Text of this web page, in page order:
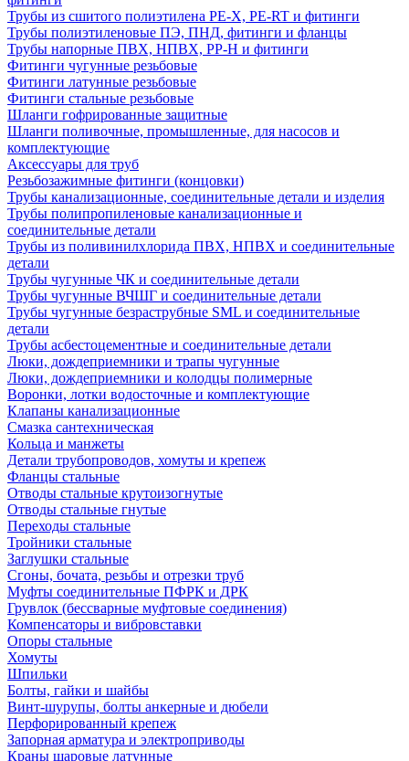
Трубы из сшитого полиэтилена PE-X, PE-RT и фитинги
Трубы полиэтиленовые ПЭ, ПНД, фитинги и фланцы
Трубы напорные ПВХ, НПВХ, PP-H и фитинги
Фитинги чугунные резьбовые
Фитинги латунные резьбовые
Фитинги стальные резьбовые
Шланги гофрированные защитные
Шланги поливочные, промышленные, для насосов и
комплектующие
Аксессуары для труб
Резьбозажимные фитинги (концовки)
Трубы канализационные, соединительные детали и изделия
Трубы полипропиленовые канализационные и
соединительные детали
Трубы из поливинилхлорида ПВХ, НПВХ и соединительные
детали
Трубы чугунные ЧК и соединительные детали
Трубы чугунные ВЧШГ и соединительные детали
Трубы чугунные безраструбные SML и соединительные
детали
Трубы асбестоцементные и соединительные детали
Люки, дождеприемники и трапы чугунные
Люки, дождеприемники и колодцы полимерные
Воронки, лотки водосточные и комплектующие
Клапаны канализационные
Смазка сантехническая
Кольца и манжеты
Детали трубопроводов, хомуты и крепеж
Фланцы стальные
Отводы стальные крутоизогнутые
Отводы стальные гнутые
Переходы стальные
Тройники стальные
Заглушки стальные
Сгоны, бочата, резьбы и отрезки труб
Муфты соединительные ПФРК и ДРК
Грувлок (бессварные муфтовые соединения)
Компенсаторы и вибровставки
Опоры стальные
Хомуты
Шпильки
Болты, гайки и шайбы
Винт-шурупы, болты анкерные и дюбели
Перфорированный крепеж
Запорная арматура и электроприводы
Краны шаровые латунные